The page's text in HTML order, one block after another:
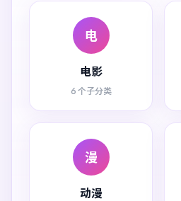
电
电影
6 个子分类
漫
动漫